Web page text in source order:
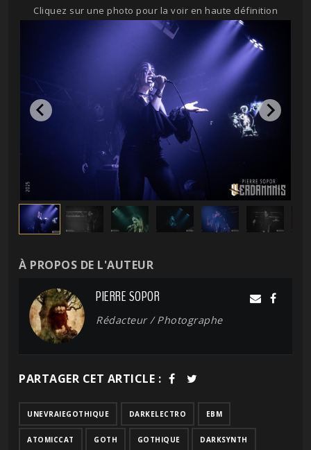
Cliquez sur une photo pour la voir en haute définition
À PROPOS DE L'AUTEUR
PIERRE SOPOR
Rédacteur / Photographe
PARTAGER CET ARTICLE :
UNEVRAIEGOTHIQUE DARKELECTRO EBM
ATOMICCAT GOTH GOTHIQUE DARKSYNTH